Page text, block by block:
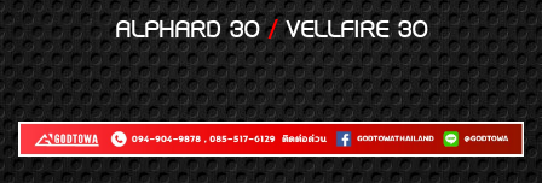
ALPHARD 30/VELLFIRE 30